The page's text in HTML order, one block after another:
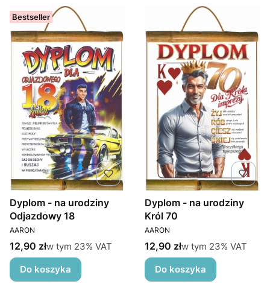
Bestseller
Dyplom - na urodziny
Odjazdowy 18
PRODUCENT
AARON
Cena brutto
12,90 złw tym %s VAT
w tym 23% VAT
Do koszyka
Dyplom - na urodziny
Król 70
PRODUCENT
AARON
Cena brutto
12,90 złw tym %s VAT
w tym 23% VAT
Do koszyka